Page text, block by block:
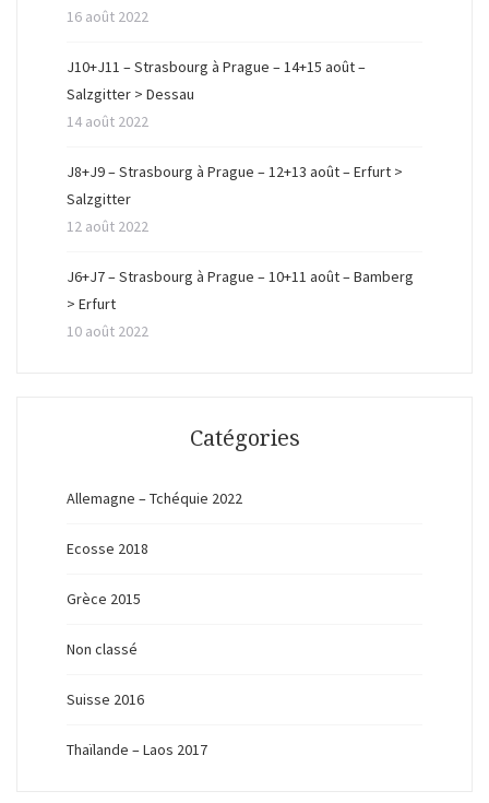
16 août 2022
J10+J11 – Strasbourg à Prague – 14+15 août –
Salzgitter > Dessau
14 août 2022
J8+J9 – Strasbourg à Prague – 12+13 août – Erfurt >
Salzgitter
12 août 2022
J6+J7 – Strasbourg à Prague – 10+11 août – Bamberg
> Erfurt
10 août 2022
Catégories
Allemagne – Tchéquie 2022
Ecosse 2018
Grèce 2015
Non classé
Suisse 2016
Thaïlande – Laos 2017